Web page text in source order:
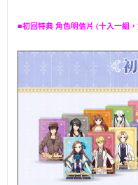
■初回特典 角色明信片 (十入一組